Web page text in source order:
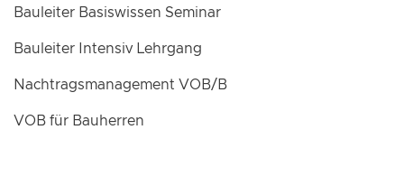
Bauleiter Basiswissen Seminar
Bauleiter Intensiv Lehrgang
Nachtragsmanagement VOB/B
VOB für Bauherren